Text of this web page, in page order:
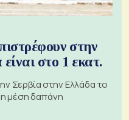
στην
στο 1 εκατ.
Σερβία στην Ελλάδα το
η μέση δαπάνη